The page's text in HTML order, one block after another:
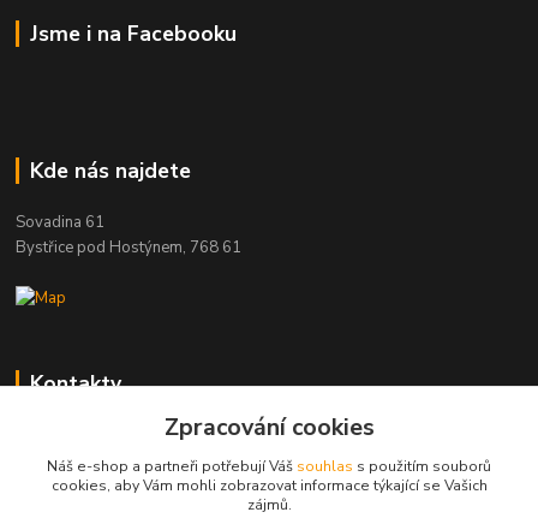
Jsme i na Facebooku
Kde nás najdete
Sovadina 61
Bystřice pod Hostýnem, 768 61
Kontakty
DŘEVOPRODUKT BEDNAŘÍK s.r.o.
+420 739 454 600
(Po-Pá, 7-15 hod.)
Zpracování cookies
Náš e-shop a partneři potřebují Váš souhlas s použitím souborů
cookies, aby Vám mohli zobrazovat informace týkající se Vašich
zájmů.